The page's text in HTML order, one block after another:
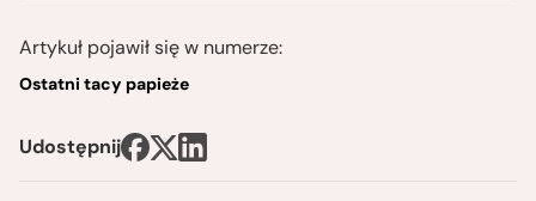
Artykuł pojawił się w numerze:
Ostatni tacy papieże
Udostępnij